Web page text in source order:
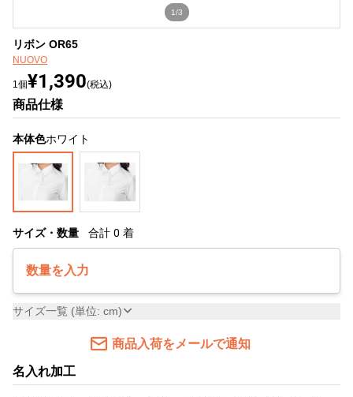
1/3
リボン OR65
NUOVO
1個¥1,390(税込)
商品仕様
本体色ホワイト
サイズ・数量 合計 0 着
数量を入力
サイズ一覧 (単位: cm)
商品入荷をメールで通知
名入れ加工